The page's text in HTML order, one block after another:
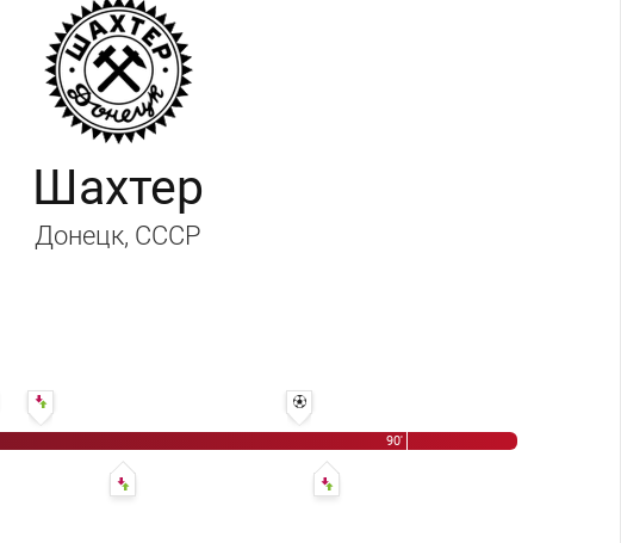
Шахтер
Донецк, СССР
90'
58' Сергей Швецов - Евгений Сидоров
68' Михаил Соколовский - Игорь Петров